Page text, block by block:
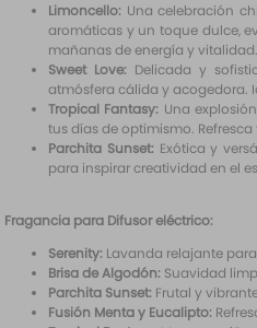
Limoncello: Una celebración
aromáticas y un toque dulce,
mañanas de energía y vitalidad.
Sweet Love: Delicada y
atmósfera cálida y acogedora.
Tropical Fantasy: Una
tus días de optimismo.
Parchita Sunset: Exótica y
para inspirar creatividad en el
Fragancia para Difusor eléctrico:
Serenity: Lavanda relajante
Brisa de Algodón: Suavidad
Parchita Sunset: Frutal y
Fusión Menta y Eucalipto: